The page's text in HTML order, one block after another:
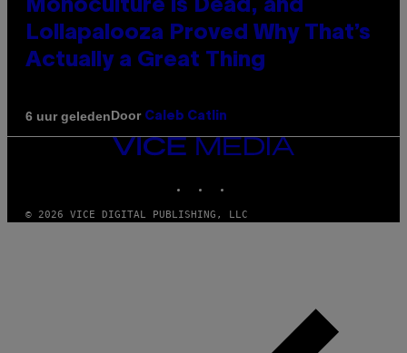
Monoculture is Dead, and
Lollapalooza Proved Why That’s
Actually a Great Thing
6 uur geledenDoor Caleb Catlin
VICE
© 2026 VICE DIGITAL PUBLISHING, LLC